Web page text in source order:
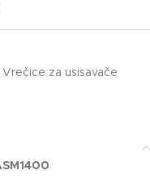
Vrečice za usisavače